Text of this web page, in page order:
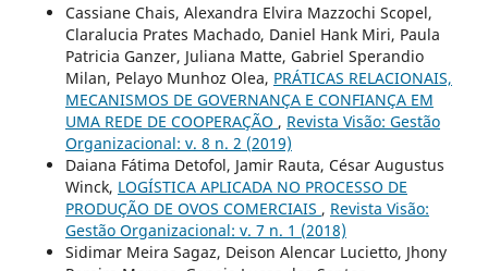
Cassiane Chais, Alexandra Elvira Mazzochi Scopel,
Claralucia Prates Machado, Daniel Hank Miri, Paula
Patricia Ganzer, Juliana Matte, Gabriel Sperandio
Milan, Pelayo Munhoz Olea, PRÁTICAS RELACIONAIS,
MECANISMOS DE GOVERNANÇA E CONFIANÇA EM
UMA REDE DE COOPERAÇÃO , Revista Visão: Gestão
Organizacional: v. 8 n. 2 (2019)
Daiana Fátima Detofol, Jamir Rauta, César Augustus
Winck, LOGÍSTICA APLICADA NO PROCESSO DE
PRODUÇÃO DE OVOS COMERCIAIS , Revista Visão:
Gestão Organizacional: v. 7 n. 1 (2018)
Sidimar Meira Sagaz, Deison Alencar Lucietto, Jhony